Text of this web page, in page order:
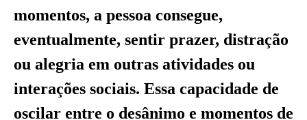
momentos, a pessoa consegue,
eventualmente, sentir prazer, distração
ou alegria em outras atividades ou
interações sociais. Essa capacidade de
oscilar entre o desânimo e momentos de